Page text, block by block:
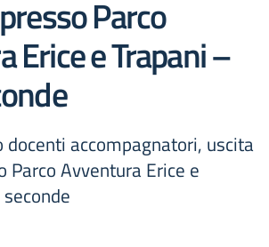
Parco
Erice e Trapani –
docenti accompagnatori, uscita
Parco Avventura Erice e